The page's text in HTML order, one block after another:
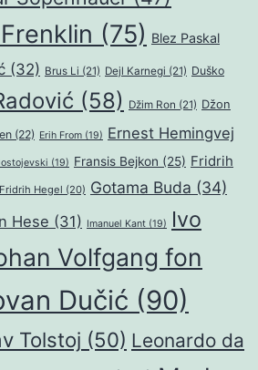
(75) Blez Paskal
(32) Brus Li (21) Dejl Karnegi (21) Duško
(58) Džim Ron (21) Džon
(22) Erih From (19) Ernest Hemingvej
(19) Fransis Bejkon (25) Fridrih
Hegel (20) Gotama Buda (34)
Hese (31) Imanuel Kant (19)
Ivo
Volfgang fon
Dučić (90)
Tolstoj (50) Leonardo da